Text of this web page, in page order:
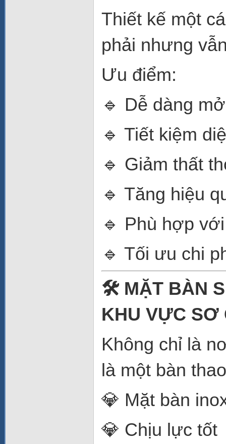
Thiết kế một
phải nhưng
Ưu điểm:
🔹 Dễ dàng
🔹 Tiết kiệm
🔹 Giảm thất
🔹 Tăng hiệu
🔹 Phù hợp
🔹 Tối ưu chi
🛠️ MẶT BÀN
KHU VỰC SƠ
Không chỉ là
là một bàn
💎 Mặt bàn
💎 Chịu lực tốt